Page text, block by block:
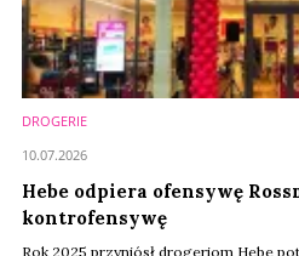
DROGERIE
Hebe odpiera ofensywę
kontrofensywę
Rok 2025 przyniósł drogeriom Hebe
10.07.2026